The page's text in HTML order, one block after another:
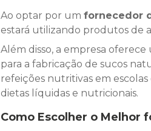
Ao optar por umfornecedor
estará utilizando produtos de
Além disso, a empresa
para a fabricação de sucos
refeições nutritivas em
dietas líquidas e nutricionais.
Como Escolher o Melhor